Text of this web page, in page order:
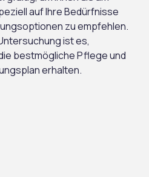
auf Ihre Bedürfnisse
zu empfehlen.
ist es,
bestmögliche Pflege und
erhalten.